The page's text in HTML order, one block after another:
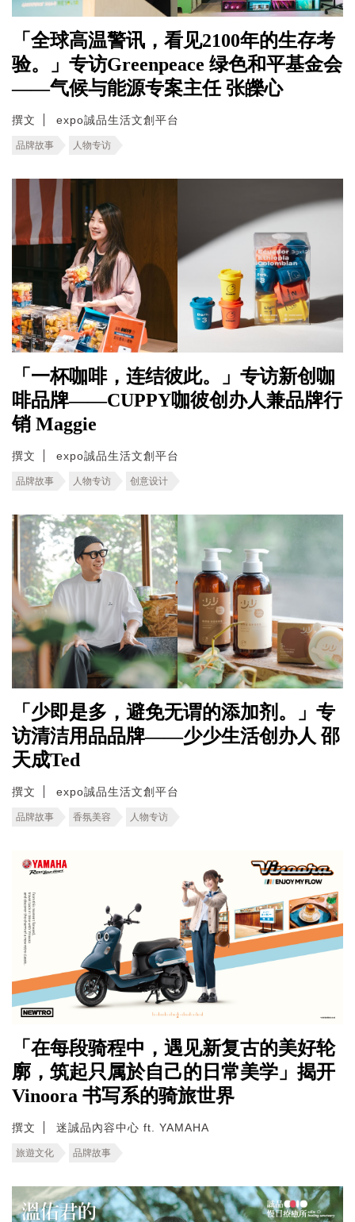
「全球高温警讯，看见2100年的生存考
验。」专访Greenpeace 绿色和平基金会
——气候与能源专案主任 张皪心
撰文 expo誠品生活文創平台
品牌故事 人物专访
「一杯咖啡，连结彼此。」专访新创咖
啡品牌——CUPPY咖彼创办人兼品牌行
销 Maggie
撰文 expo誠品生活文創平台
品牌故事 人物专访 创意设计
「少即是多，避免无谓的添加剂。」专
访清洁用品品牌——少少生活创办人 邵
天成Ted
撰文 expo誠品生活文創平台
品牌故事 香氛美容 人物专访
「在每段骑程中，遇见新复古的美好轮
廓，筑起只属於自己的日常美学」揭开
Vinoora 书写系的骑旅世界
撰文 迷誠品內容中心 ft. YAMAHA
旅遊文化 品牌故事